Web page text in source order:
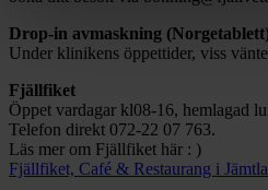
Drop-in avmaskning
Under klinikens öppettider, viss
Fjällfiket
Öppet vardagar kl08-16, hemlagad
Telefon direkt 072-22 07 763.
Läs mer om Fjällfiket här : )
Fjällfiket, Café & Restaurang i